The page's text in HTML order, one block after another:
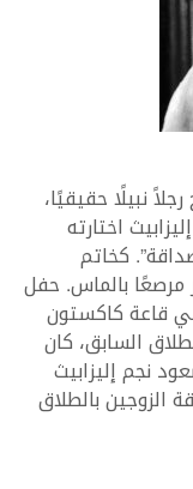
نبيلًا حقيقيًا،
اختارته
كخاتم
مرصعًا بالماس. حفل
الذي أقيم في 21 فبراير 1952 في قاعة كاكستون
الطلاق السابق، كان
نجم إليزابيث
الزوجين بالطلاق